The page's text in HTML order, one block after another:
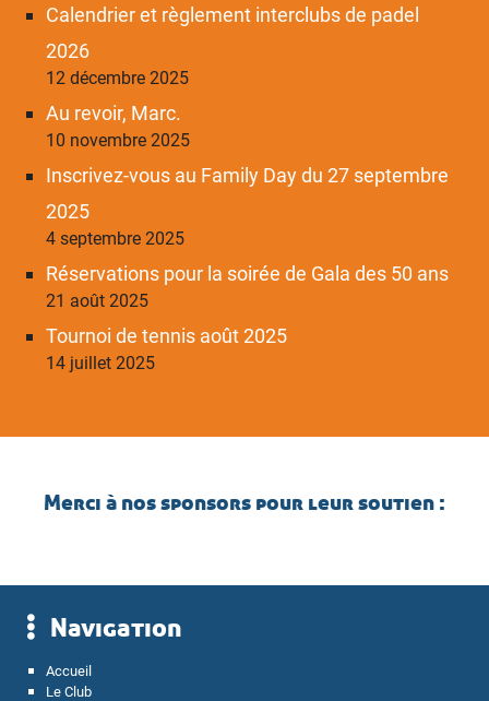
Calendrier et règlement interclubs de padel
2026
12 décembre 2025
Au revoir, Marc.
10 novembre 2025
Inscrivez-vous au Family Day du 27 septembre
2025
4 septembre 2025
Réservations pour la soirée de Gala des 50 ans
21 août 2025
Tournoi de tennis août 2025
14 juillet 2025
Merci à nos sponsors pour leur soutien :
Navigation
Accueil
Le Club